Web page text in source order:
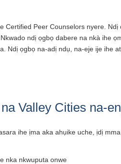
Certified Peer Counselors nyere. Ndị
ndị ọgbọ dabere na nkà ihe
Ndị ọgbọ na-adị ndụ, na-eje ije ihe
Valley Cities na-
ihe ịma aka ahụike uche, ịdị
nka nkwuputa onwe